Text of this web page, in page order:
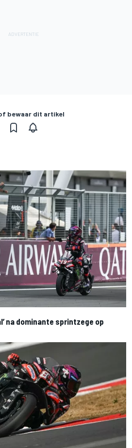
bewaar dit artikel
na dominante sprintzege op